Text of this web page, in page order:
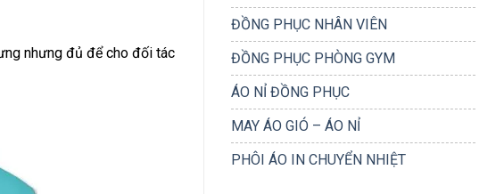
nhưng đủ để cho đối tác
ĐỒNG PHỤC NHÂN VIÊN
ĐỒNG PHỤC PHÒNG GYM
ÁO NỈ ĐỒNG PHỤC
MAY ÁO GIÓ – ÁO NỈ
PHÔI ÁO IN CHUYỂN NHIỆT